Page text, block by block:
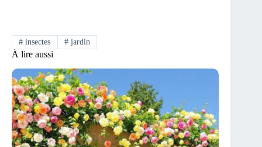
#insectes #jardin
À lire aussi